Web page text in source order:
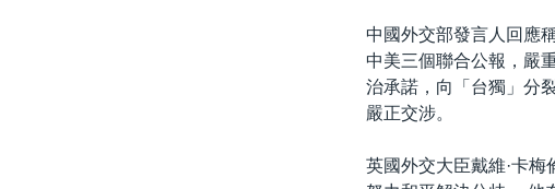
中國外交部發言人回應
中美三個聯合公報，嚴
治承諾，向「台獨」分
嚴正交涉。
英國外交大臣戴維·卡